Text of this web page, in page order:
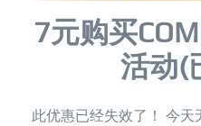
7元购买
活动(
此优惠已经失效了！ 今